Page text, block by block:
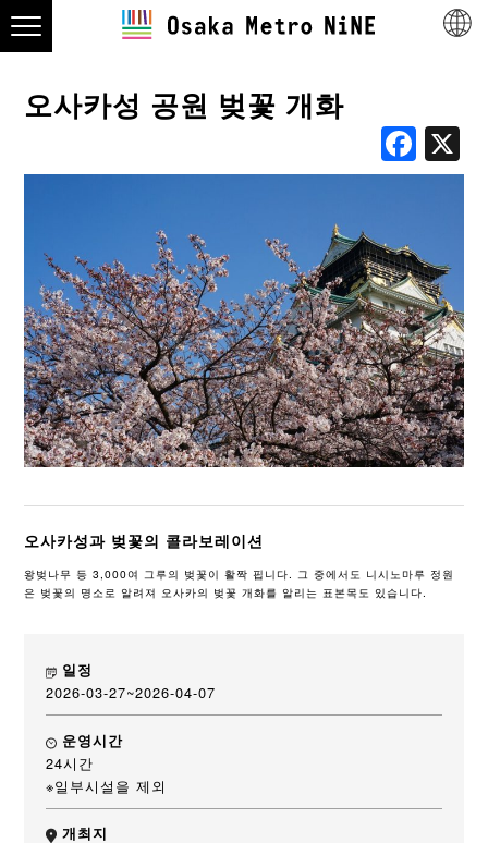
오사카성 공원 벚꽃 개화
오사카성과 벚꽃의 콜라보레이션
왕벚나무 등 3,000여 그루의 벚꽃이 활짝 핍니다. 그 중에서도 니시노마루 정원
은 벚꽃의 명소로 알려져 오사카의 벚꽃 개화를 알리는 표본목도 있습니다.
일정
2026-03-27~2026-04-07
운영시간
24시간
※일부시설을 제외
개최지